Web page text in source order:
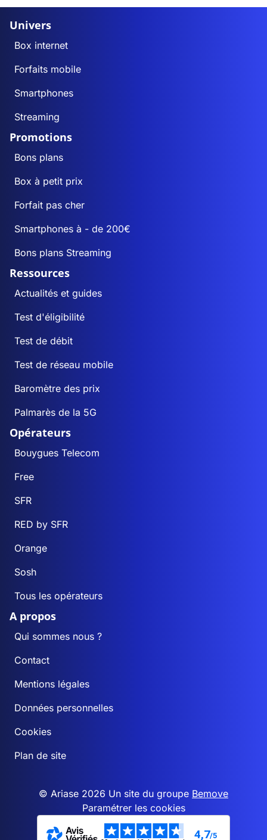
Univers
Box internet
Forfaits mobile
Smartphones
Streaming
Promotions
Bons plans
Box à petit prix
Forfait pas cher
Smartphones à - de 200€
Bons plans Streaming
Ressources
Actualités et guides
Test d'éligibilité
Test de débit
Test de réseau mobile
Baromètre des prix
Palmarès de la 5G
Opérateurs
Bouygues Telecom
Free
SFR
RED by SFR
Orange
Sosh
Tous les opérateurs
A propos
Qui sommes nous ?
Contact
Mentions légales
Données personnelles
Cookies
Plan de site
© Ariase 2026 Un site du groupe Bemove
Paramétrer les cookies
4,7/5